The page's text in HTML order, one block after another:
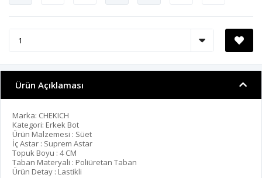
Ürün Açıklaması
Marka: CHEKICH
Kategori: Erkek Bot
Ürün Malzemesi : Süet
İç Astar : Suprem Astar
Topuk Boyu : 4 CM
Taban Materyali : Poliüretan Taban
Ürün Detay : Lastikli